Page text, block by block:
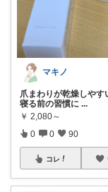
マキノ
爪まわりが乾燥しやす
寝る前の習慣に ...
￥ 2,080～
0 0 90
コレ